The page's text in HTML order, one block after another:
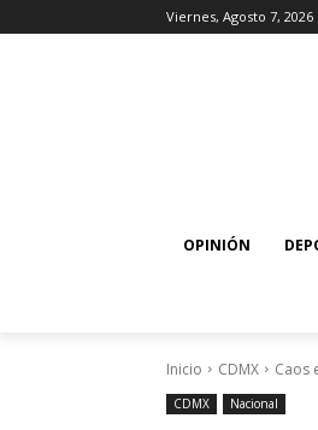
Viernes, Agosto 7, 2026
OPINIÓN
Inicio CDMX Caos
CDMX Nacional